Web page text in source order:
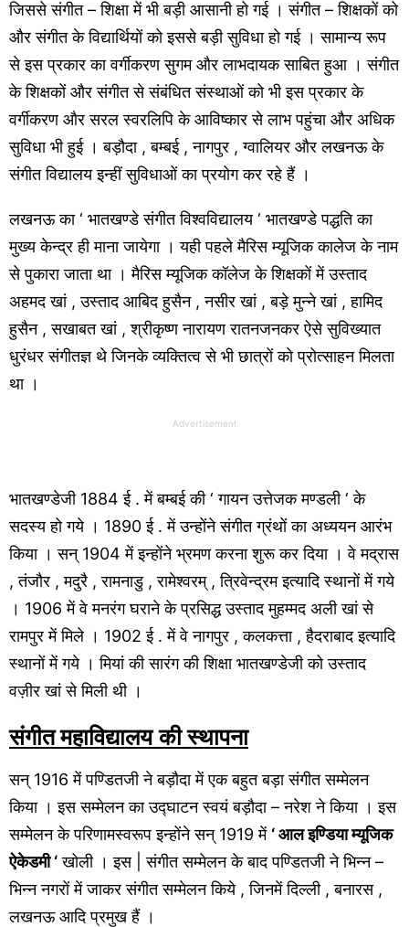
जिससे संगीत – शिक्षा में भी बड़ी आसानी हो गई । संगीत – शिक्षकों को
और संगीत के विद्यार्थियों को इससे बड़ी सुविधा हो गई । सामान्य रूप
से इस प्रकार का वर्गीकरण सुगम और लाभदायक साबित हुआ । संगीत
के शिक्षकों और संगीत से संबंधित संस्थाओं को भी इस प्रकार के
वर्गीकरण और सरल स्वरलिपि के आविष्कार से लाभ पहुंचा और अधिक
सुविधा भी हुई । बड़ौदा , बम्बई , नागपुर , ग्वालियर और लखनऊ के
संगीत विद्यालय इन्हीं सुविधाओं का प्रयोग कर रहे हैं ।
लखनऊ का ‘ भातखण्डे संगीत विश्वविद्यालय ‘ भातखण्डे पद्धति का
मुख्य केन्द्र ही माना जायेगा । यही पहले मैरिस म्यूजिक कालेज के नाम
से पुकारा जाता था । मैरिस म्यूजिक कॉलेज के शिक्षकों में उस्ताद
अहमद खां , उस्ताद आबिद हुसैन , नसीर खां , बड़े मुन्ने खां , हामिद
हुसैन , सखाबत खां , श्रीकृष्ण नारायण रातनजनकर ऐसे सुविख्यात
धुरंधर संगीतज्ञ थे जिनके व्यक्तित्व से भी छात्रों को प्रोत्साहन मिलता
था ।
Advertisement
भातखण्डेजी 1884 ई . में बम्बई की ‘ गायन उत्तेजक मण्डली ‘ के
सदस्य हो गये । 1890 ई . में उन्होंने संगीत ग्रंथों का अध्ययन आरंभ
किया । सन् 1904 में इन्होंने भ्रमण करना शुरू कर दिया । वे मद्रास
, तंजौर , मदुरै , रामनाडु , रामेश्वरम् , त्रिवेन्द्रम इत्यादि स्थानों में गये
। 1906 में वे मनरंग घराने के प्रसिद्ध उस्ताद मुहम्मद अली खां से
रामपुर में मिले । 1902 ई . में वे नागपुर , कलकत्ता , हैदराबाद इत्यादि
स्थानों में गये । मियां की सारंग की शिक्षा भातखण्डेजी को उस्ताद
वज़ीर खां से मिली थी ।
संगीत महाविद्यालय की स्थापना
सन् 1916 में पण्डितजी ने बड़ौदा में एक बहुत बड़ा संगीत सम्मेलन
किया । इस सम्मेलन का उद्घाटन स्वयं बड़ौदा – नरेश ने किया । इस
सम्मेलन के परिणामस्वरूप इन्होंने सन् 1919 में ‘ आल इण्डिया म्यूजिक
ऐकेडमी ‘खोली । इस | संगीत सम्मेलन के बाद पण्डितजी ने भिन्न –
भिन्न नगरों में जाकर संगीत सम्मेलन किये , जिनमें दिल्ली , बनारस ,
लखनऊ आदि प्रमुख हैं ।